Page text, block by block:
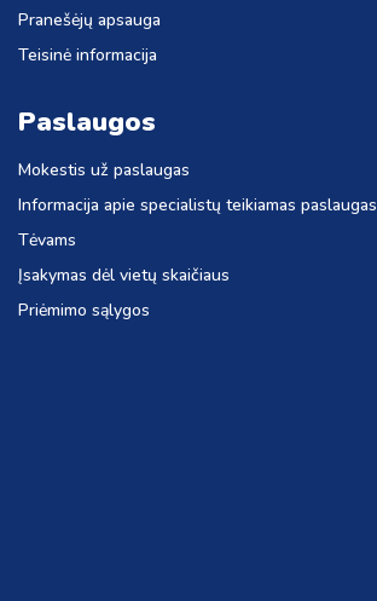
Pranešėjų apsauga
Teisinė informacija
Paslaugos
Mokestis už paslaugas
Informacija apie specialistų teikiamas paslaugas
Tėvams
Įsakymas dėl vietų skaičiaus
Priėmimo sąlygos